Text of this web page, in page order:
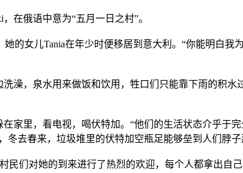
在俄语中意为“五月一日之村”。
女儿Tania在年少时便移居到意大利。“你能明白我
澡，泉水用来做饭和饮用，牲口们只能靠下雨的积
家里，看电视，喝伏特加。“他们的生活状态介乎于
去春来，垃圾堆里的伏特加空瓶足能够垒到人们脖子
民们对她的到来进行了热烈的欢迎，每个人都拿出自